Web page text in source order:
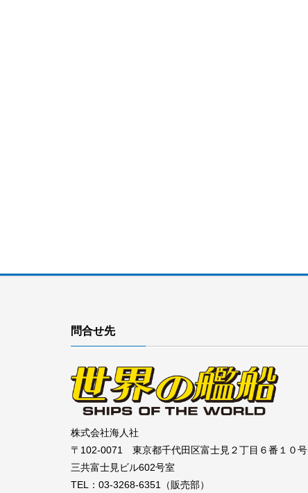
問合せ先
株式会社海人社
〒102-0071 東京都千代田区富士見２丁目６番１０号
三共富士見ビル602号室
TEL：03-3268-6351（販売部）